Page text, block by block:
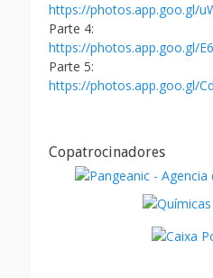
https://photos.app.goo.gl/
Parte 4:
https://photos.app.goo.gl/
Parte 5:
https://photos.app.goo.gl/
Copatrocinadores